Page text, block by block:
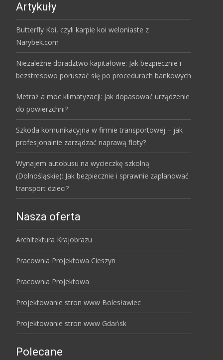
Artykuły
Butterfly Koi, czyli karpie koi weloniaste z
Narybek.com
Niezależne doradztwo kapitałowe: Jak bezpiecznie i
bezstresowo poruszać się po procedurach bankowych
Metraż a moc klimatyzacji: jak dopasować urządzenie
do powierzchni?
Szkoda komunikacyjna w firmie transportowej – jak
profesjonalnie zarządzać naprawą floty?
Wynajem autobusu na wycieczkę szkolną
(Dolnośląskie): Jak bezpiecznie i sprawnie zaplanować
transport dzieci?
Nasza oferta
Architektura Krajobrazu
Pracownia Projektowa Cieszyn
Pracownia Projektowa
Projektowanie stron www Bolesławiec
Projektowanie stron www Gdańsk
Polecane